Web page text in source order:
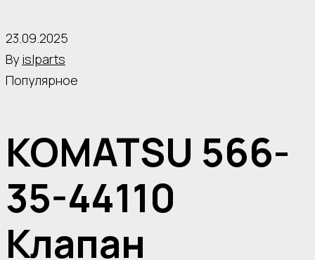
23.09.2025
By islparts
Популярное
KOMATSU 566-
35-44110
Клапан